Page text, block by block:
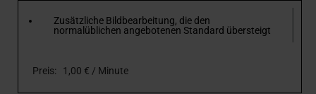
Zusätzliche Bildbearbeitung, die den
normalüblichen angebotenen Standard übersteigt
Preis: 1,00 € / Minute